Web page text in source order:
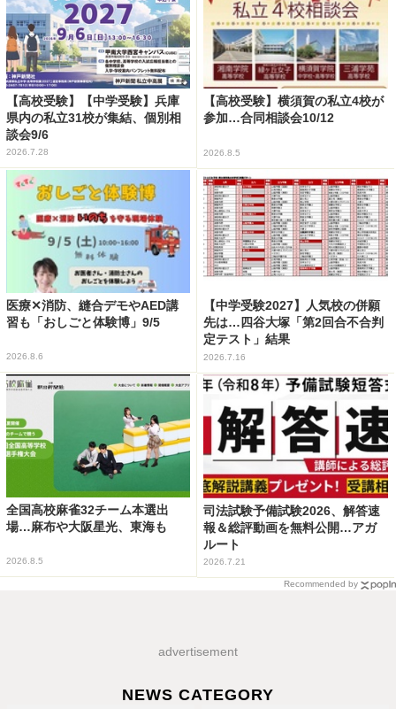
【高校受験】【中学受験】兵庫
県内の私立31校が集結、個別相
談会9/6
2026.7.28
【高校受験】横須賀の私立4校が
参加…合同相談会10/12
2026.8.5
医療✕消防、縫合デモやAED講
習も「おしごと体験博」9/5
2026.8.6
【中学受験2027】人気校の併願
先は…四谷大塚「第2回合不合判
定テスト」結果
2026.7.16
全国高校麻雀32チーム本選出
場…麻布や大阪星光、東海も
2026.8.5
司法試験予備試験2026、解答速
報＆総評動画を無料公開…アガ
ルート
2026.7.21
Recommended by
advertisement
NEWS CATEGORY